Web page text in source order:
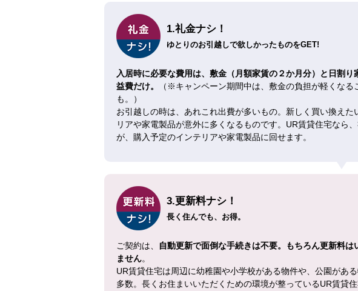
1.礼金ナシ！
ゆとりのお引越しで欲しかったものをGET!
入居時に必要な費用は、敷金（月額家賃の２か月分）と日割り
益費だけ。
（※キャンペーン期間中は、敷金の負担が軽くなる
も。）
お引越しの時は、あれこれ出費が多いもの。新しく買い換えた
リアや家電製品が意外に多くなるものです。UR賃貸住宅なら
が、購入予定のインテリアや家電製品に回せます。
3.更新料ナシ！
長く住んでも、お得。
ご契約は、
自動更新で面倒な手続きは不要。もちろん更新料は
ません。
UR賃貸住宅は周辺に幼稚園や小学校がある物件や、公園があ
多数。長くお住まいいただくための環境が整っているUR賃貸